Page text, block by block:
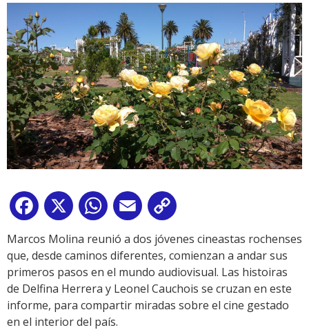
Facebook
X WhatsApp
Email
Link
Marcos Molina reunió a dos jóvenes cineastas rochenses
que, desde caminos diferentes, comienzan a andar sus
primeros pasos en el mundo audiovisual. Las histoiras
de Delfina Herrera y Leonel Cauchois se cruzan en este
informe, para compartir miradas sobre el cine gestado
en el interior del país.